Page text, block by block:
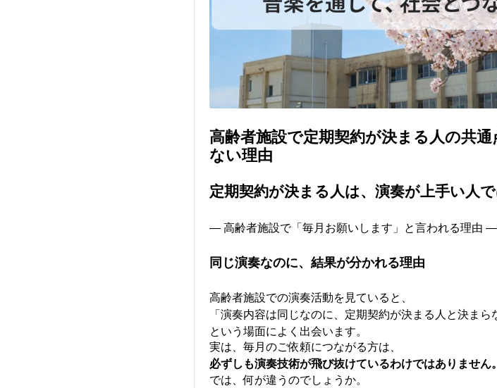
高齢者施設で定期契約が決まる人の共
ない理由
定期契約が決まる人は、演奏が上手い人
― 高齢者施設で「毎月お願いします」と言われる理由 ―
同じ演奏なのに、結果が分かれる理由
高齢者施設での演奏活動を見ていると、
「演奏内容は同じなのに、定期契約が決まる人と決まら
という場面によく出会います。
実は、毎月のご依頼につながる方は、
必ずしも演奏技術が飛び抜けているわけではありません。
では、何が違うのでしょうか。